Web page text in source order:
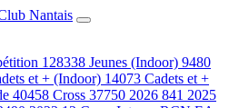
128338 Jeunes (Indoor) 9480
et + (Indoor) 14073 Cadets et +
40458 Cross 37750 2026 841 2025